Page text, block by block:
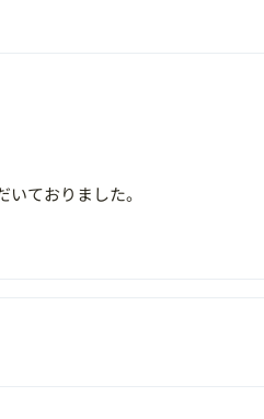
ておりました。